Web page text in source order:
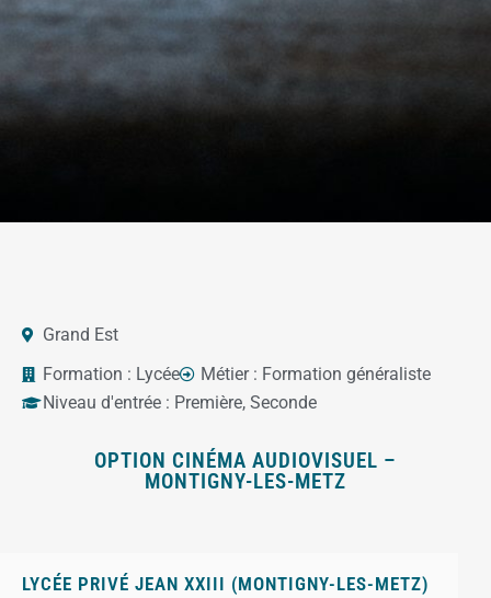
Grand Est
Formation : Lycée Métier : Formation généraliste
Niveau d'entrée : Première, Seconde
OPTION CINÉMA AUDIOVISUEL –
MONTIGNY-LES-METZ
LYCÉE PRIVÉ JEAN XXIII (MONTIGNY-LES-METZ)